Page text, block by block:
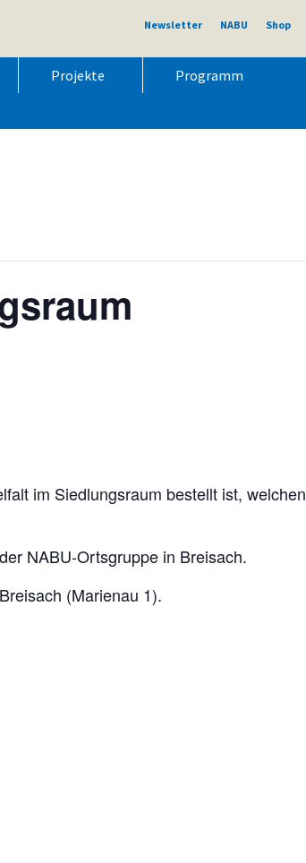
Newsletter NABU Shop
Projekte
Programm
im Siedlungsraum bestellt ist, welchen
NABU-Ortsgruppe in Breisach.
(Marienau 1).